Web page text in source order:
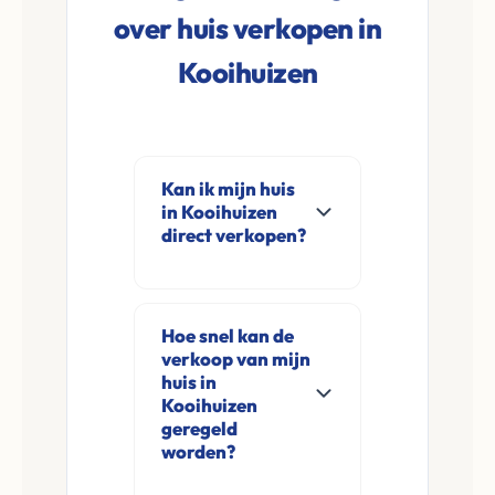
over huis verkopen in
Kooihuizen
Kan ik mijn huis
in Kooihuizen
direct verkopen?
direct aan in
Kooihuizen en
omgeving. U
verkoopt
rechtstreeks aan ons
Hoe snel kan de
verkoop van mijn
huis in
Kooihuizen
geregeld
worden?